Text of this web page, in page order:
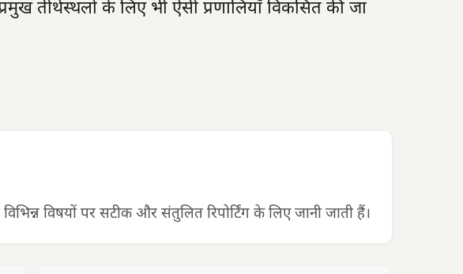
तीर्थस्थलों के लिए भी ऐसी प्रणालियाँ विकसित की जा
विषयों पर सटीक और संतुलित रिपोर्टिंग के लिए जानी जाती हैं।